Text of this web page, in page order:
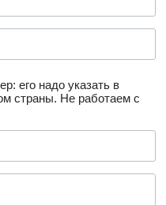
его надо указать в
страны. Не работаем с